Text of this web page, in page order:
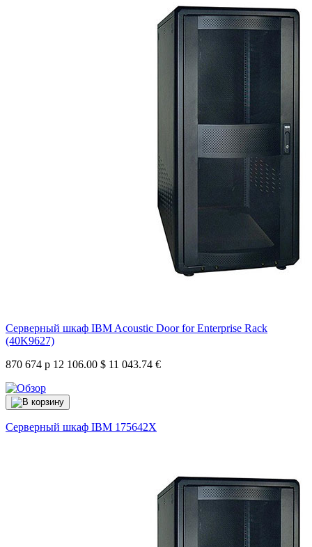
Серверный шкаф IBM Acoustic Door for Enterprise Rack
(40K9627)
870 674 р 12 106.00 $ 11 043.74 €
Серверный шкаф IBM 175642X